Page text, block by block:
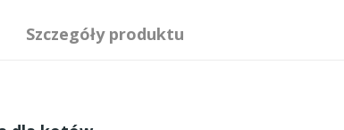
Szczegóły produktu